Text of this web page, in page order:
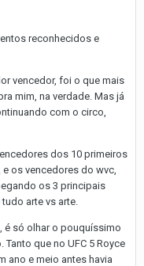
reconhecidos e
vencedor, foi o que mais
mim, na verdade. Mas já
com o circo,
dos 10 primeiros
os vencedores do wvc,
os 3 principais
arte vs arte.
é só olhar o pouquíssimo
que no UFC 5 Royce
ano e meio antes havia